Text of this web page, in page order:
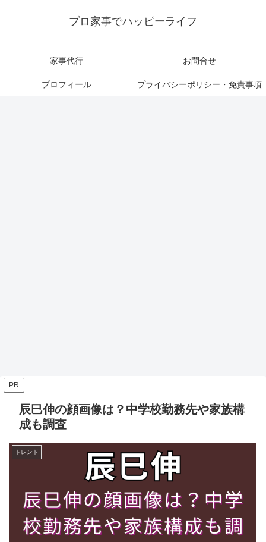
プロ家事でハッピーライフ
家事代行 お問合せ
プロフィール プライバシーポリシー・免責事項
PR
辰巳伸の顔画像は？中学校勤務先や家族構
成も調査
トレンド